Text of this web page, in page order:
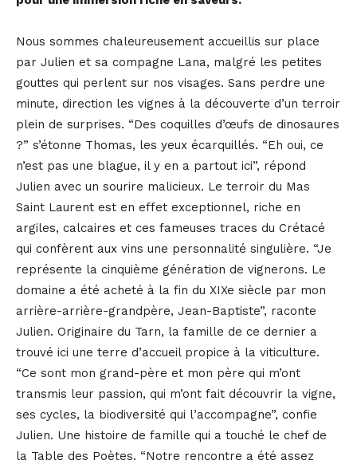
Nous sommes chaleureusement accueillis sur place
par Julien et sa compagne Lana, malgré les petites
gouttes qui perlent sur nos visages. Sans perdre une
minute, direction les vignes à la découverte d’un terroir
plein de surprises. “Des coquilles d’œufs de dinosaures
?” s’étonne Thomas, les yeux écarquillés. “Eh oui, ce
n’est pas une blague, il y en a partout ici”, répond
Julien avec un sourire malicieux. Le terroir du Mas
Saint Laurent est en effet exceptionnel, riche en
argiles, calcaires et ces fameuses traces du Crétacé
qui confèrent aux vins une personnalité singulière. “Je
représente la cinquième génération de vignerons. Le
domaine a été acheté à la fin du XIXe siècle par mon
arrière-arrière-grandpère, Jean-Baptiste”, raconte
Julien. Originaire du Tarn, la famille de ce dernier a
trouvé ici une terre d’accueil propice à la viticulture.
“Ce sont mon grand-père et mon père qui m’ont
transmis leur passion, qui m’ont fait découvrir la vigne,
ses cycles, la biodiversité qui l’accompagne”, confie
Julien. Une histoire de famille qui a touché le chef de
la Table des Poètes. “Notre rencontre a été assez